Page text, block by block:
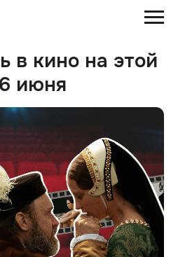
в кино на этой
июня